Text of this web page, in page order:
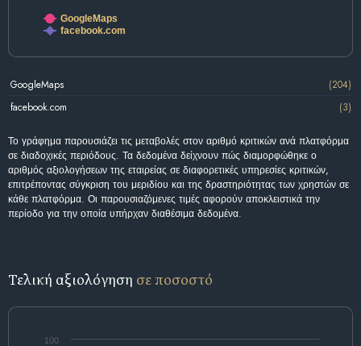
GoogleMaps
facebook.com
GoogleMaps
(204)
facebook.com
(3)
Το γράφημα παρουσιάζει τις μεταβολές στον αριθμό κριτικών ανά πλατφόρμα
σε διαδοχικές περιόδους. Τα δεδομένα δείχνουν πώς διαμορφώθηκε ο
αριθμός αξιολογήσεων της εταιρείας σε διαφορετικές υπηρεσίες κριτικών,
επιτρέποντας σύγκριση του μεριδίου και της δραστηριότητας των χρηστών σε
κάθε πλατφόρμα. Οι παρουσιαζόμενες τιμές αφορούν αποκλειστικά την
περίοδο για την οποία υπήρχαν διαθέσιμα δεδομένα.
Τελική αξιολόγηση σε ποσοστό
100